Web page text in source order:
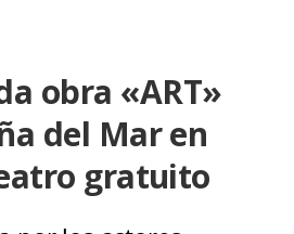
obra «ART»
del Mar en
gratuito